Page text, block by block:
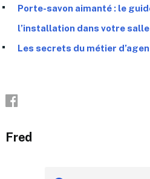
Porte-savon aimanté : le
l’installation dans votre
Les secrets du métier
Fred